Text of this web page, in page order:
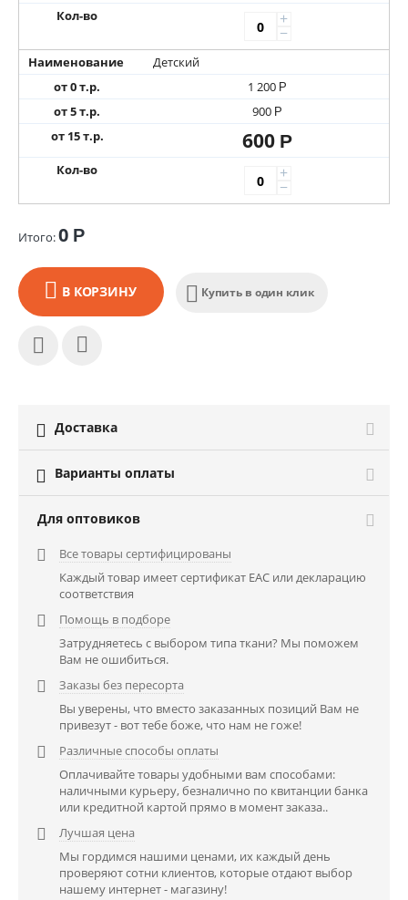
Кол-во +
−
Наименование
Детский
от 0 т.р.
1 200 Р
от 5 т.р. 900 Р
от 15 т.р. 600 Р
Кол-во +
−
Итого:0 Р
В КОРЗИНУ Купить в один клик
 Доставка
 Варианты оплаты
Для оптовиков

Все товары сертифицированы
Каждый товар имеет сертификат EAC или декларацию
соответствия

Помощь в подборе
Затрудняетесь с выбором типа ткани? Мы поможем
Вам не ошибиться.

Заказы без пересорта
Вы уверены, что вместо заказанных позиций Вам не
привезут - вот тебе боже, что нам не гоже!

Различные способы оплаты
Оплачивайте товары удобными вам способами:
наличными курьеру, безналично по квитанции банка
или кредитной картой прямо в момент заказа..

Лучшая цена
Мы гордимся нашими ценами, их каждый день
проверяют сотни клиентов, которые отдают выбор
нашему интернет - магазину!